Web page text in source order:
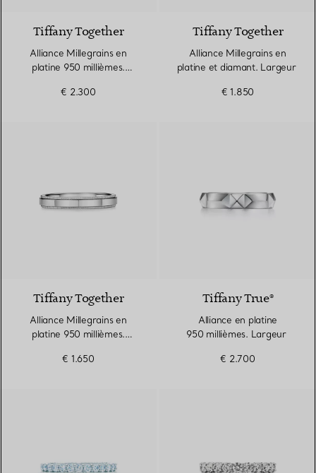
Tiffany Together
Alliance Millegrains en
platine 950 millièmes.
€ 2.300
Tiffany Together
Alliance Millegrains en
platine et diamant. Largeur
€ 1.850
Tiffany Together
Alliance Millegrains en
platine 950 millièmes.
€ 1.650
Tiffany True®
Alliance en platine
950 millièmes. Largeur
€ 2.700